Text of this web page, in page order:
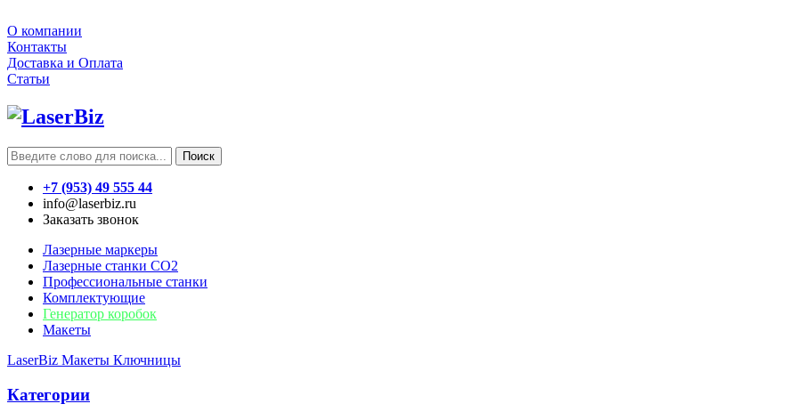
О компании
Контакты
Доставка и Оплата
Статьи
Поиск
+7 (953) 49 555 44
info@laserbiz.ru
Заказать звонок
Лазерные маркеры
Лазерные станки CO2
Профессиональные станки
Комплектующие
Генератор коробок
Макеты
LaserBiz Макеты Ключницы
Категории